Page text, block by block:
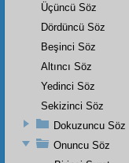
Üçüncü Söz
Dördüncü Söz
Beşinci Söz
Altıncı Söz
Yedinci Söz
Sekizinci Söz
Dokuzuncu Söz
Onuncu Söz